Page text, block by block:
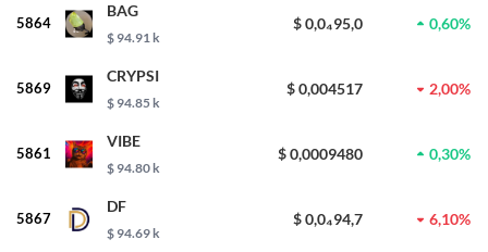
5864
BAG
$ 94.91 k
$ 0,0₄95,0 0,60%
5869
CRYPSI
$ 94.85 k
$ 0,004517 2,00%
5861
VIBE
$ 94.80 k
$ 0,0009480 0,30%
5867
DF
$ 94.69 k
$ 0,0₄94,7 6,10%